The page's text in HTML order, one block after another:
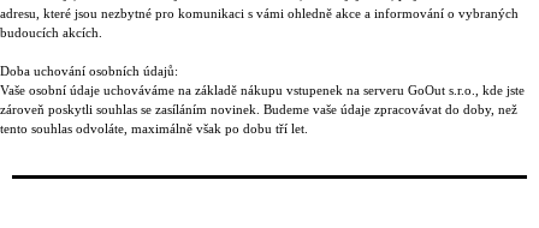
adresu, které jsou nezbytné pro komunikaci s vámi ohledně akce a informování o vybraných
budoucích akcích.
Doba uchování osobních údajů:
Vaše osobní údaje uchováváme na základě nákupu vstupenek na serveru GoOut s.r.o., kde jste
zároveň poskytli souhlas se zasíláním novinek. Budeme vaše údaje zpracovávat do doby, než
tento souhlas odvoláte, maximálně však po dobu tří let.